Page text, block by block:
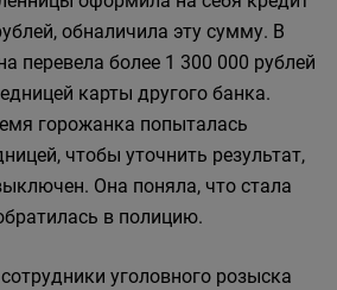
обналичила эту сумму. В
перевела более 1 300 000 рублей
карты другого банка.
горожанка попыталась
чтобы уточнить результат,
Она поняла, что стала
в полицию.
уголовного розыска